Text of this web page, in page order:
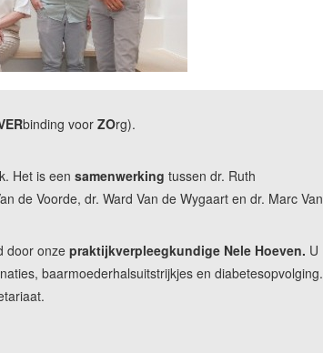
binding voor ZOrg).
Het is een samenwerking tussen dr. Ruth
de Voorde, dr. Ward Van de Wygaart en dr. Marc Van
door onze praktijkverpleegkundige Nele Hoeven. U
baarmoederhalsuitstrijkjes en diabetesopvolging.